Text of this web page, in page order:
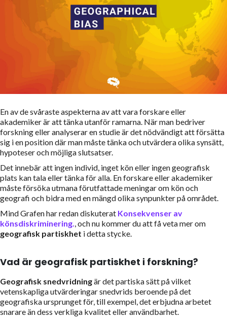
En av de svåraste aspekterna av att vara forskare eller
akademiker är att tänka utanför ramarna. När man bedriver
forskning eller analyserar en studie är det nödvändigt att försätta
sig i en position där man måste tänka och utvärdera olika synsätt,
hypoteser och möjliga slutsatser.
Det innebär att ingen individ, inget kön eller ingen geografisk
plats kan tala eller tänka för alla. En forskare eller akademiker
måste försöka utmana förutfattade meningar om kön och
geografi och bidra med en mängd olika synpunkter på området.
Mind Grafen har redan diskuterat Konsekvenser av
könsdiskriminering., och nu kommer du att få veta mer om
geografisk partiskhet i detta stycke.
Vad är geografisk partiskhet i forskning?
Geografisk snedvridningär det partiska sätt på vilket
vetenskapliga utvärderingar snedvrids beroende på det
geografiska ursprunget för, till exempel, det erbjudna arbetet
snarare än dess verkliga kvalitet eller användbarhet.